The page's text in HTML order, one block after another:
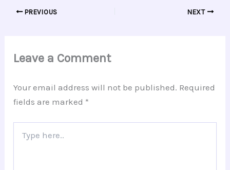
PREVIOUS NEXT
Leave a Comment
Your email address will not be published. Required
fields are marked *
here..